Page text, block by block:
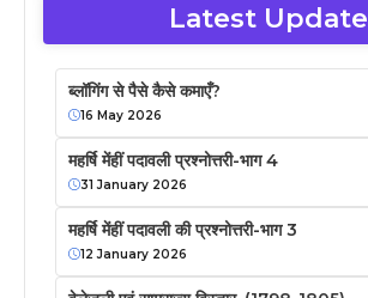
Latest Update
ब्लॉगिंग से पैसे कैसे कमाएँ?
16 May 2026
महर्षि मेंहीं पदावली प्रश्नोत्तरी-भाग 4
31 January 2026
महर्षि मेंहीं पदावली की प्रश्नोत्तरी-भाग 3
12 January 2026